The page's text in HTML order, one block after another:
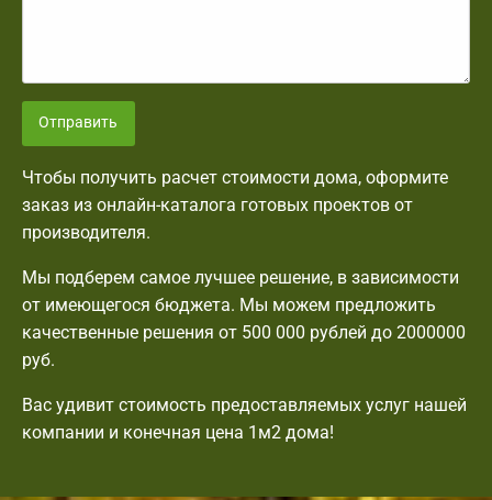
Отправить
Чтобы получить расчет стоимости дома, оформите
заказ из онлайн-каталога готовых проектов от
производителя.
Мы подберем самое лучшее решение, в зависимости
от имеющегося бюджета. Мы можем предложить
качественные решения от 500 000 рублей до 2000000
руб.
Вас удивит стоимость предоставляемых услуг нашей
компании и конечная цена 1м2 дома!